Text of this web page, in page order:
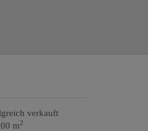
verkauft
m2